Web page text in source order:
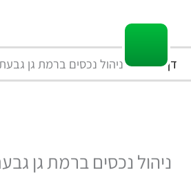
לתוכן
דף הבית ניהול נכסים ברמת גן
ניהול נכסים ברמת גן